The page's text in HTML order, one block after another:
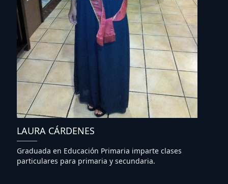
LAURA CÁRDENES
Graduada en Educación Primaria imparte clases
particulares para primaria y secundaria.